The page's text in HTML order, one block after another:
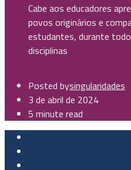
Cabe aos educadores
povos originários e
estudantes, durante
disciplinas
Posted bysingularidades
3 de abril de 2024
5 minute read